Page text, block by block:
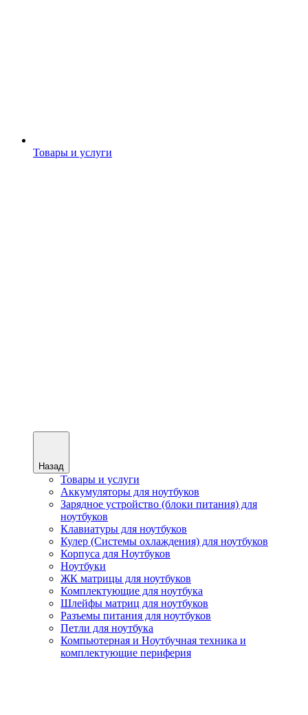
Товары и услуги
Назад
Товары и услуги
Аккумуляторы для ноутбуков
Зарядное устройство (блоки питания) для
ноутбуков
Клавиатуры для ноутбуков
Кулер (Системы охлаждения) для ноутбуков
Корпуса для Ноутбуков
Ноутбуки
ЖК матрицы для ноутбуков
Комплектующие для ноутбука
Шлейфы матриц для ноутбуков
Разъемы питания для ноутбуков
Петли для ноутбука
Компьютерная и Ноутбучная техника и
комплектующие периферия